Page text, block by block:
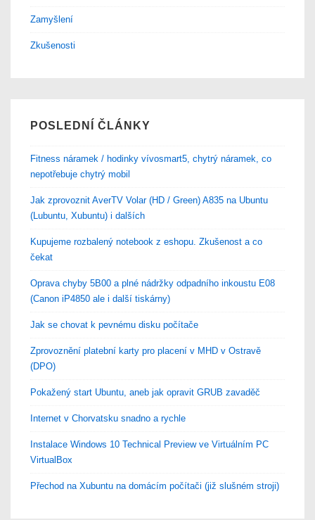
Zamyšlení
Zkušenosti
POSLEDNÍ ČLÁNKY
Fitness náramek / hodinky vívosmart5, chytrý náramek, co
nepotřebuje chytrý mobil
Jak zprovoznit AverTV Volar (HD / Green) A835 na Ubuntu
(Lubuntu, Xubuntu) i dalších
Kupujeme rozbalený notebook z eshopu. Zkušenost a co
čekat
Oprava chyby 5B00 a plné nádržky odpadního inkoustu E08
(Canon iP4850 ale i další tiskárny)
Jak se chovat k pevnému disku počítače
Zprovoznění platební karty pro placení v MHD v Ostravě
(DPO)
Pokažený start Ubuntu, aneb jak opravit GRUB zavaděč
Internet v Chorvatsku snadno a rychle
Instalace Windows 10 Technical Preview ve Virtuálním PC
VirtualBox
Přechod na Xubuntu na domácím počítači (již slušném stroji)